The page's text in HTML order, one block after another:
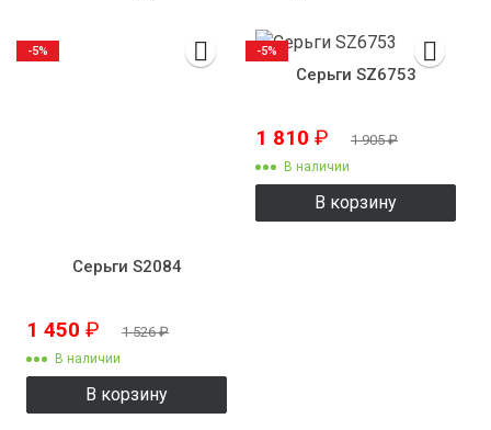
Серьги S2084
1 450 ₽ 1 526₽
В наличии
В корзину
-5%
Серьги SZ6753
1 810 ₽ 1 905₽
В наличии
В корзину
-5%